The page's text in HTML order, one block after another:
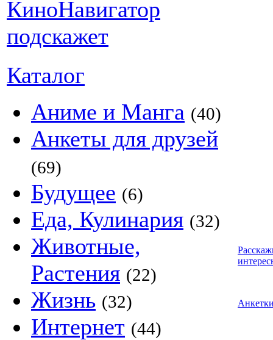
Каталог
Аниме и Манга (40)
Анкеты для друзей
(69)
Будущее (6)
Еда, Кулинария (32)
Животные,
Растения (22)
Жизнь (32)
Интернет (44)